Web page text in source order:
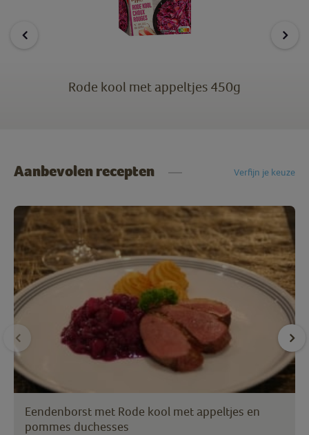
Rode kool met appeltjes 450g
Aanbevolen recepten Verfijn je keuze
Eendenborst met Rode kool met appeltjes en
pommes duchesses